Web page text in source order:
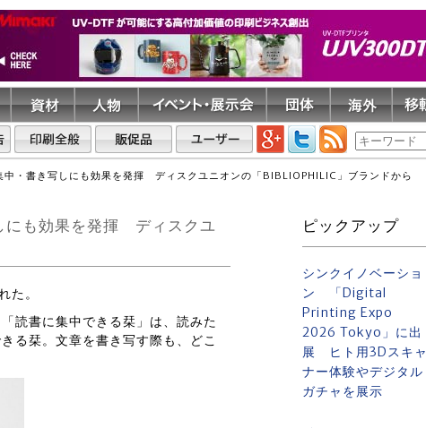
中・書き写しにも効果を発揮 ディスクユニオンの「BIBLIOPHILIC」ブランドから
にも効果を発揮 ディスクユ
た。
読書に集中できる栞」は、読みた
る栞。文章を書き写す際も、どこ
ピックアップ
シンクイノベーショ
ン 「Digital
Printing Expo
2026 Tokyo」に出
展 ヒト用3Dスキャ
ナー体験やデジタル
ガチャを展示